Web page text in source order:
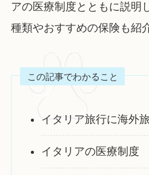
アの医療制度とともに説明
種類やおすすめの保険も紹
この記事でわかること
イタリア旅行に海外
イタリアの医療制度